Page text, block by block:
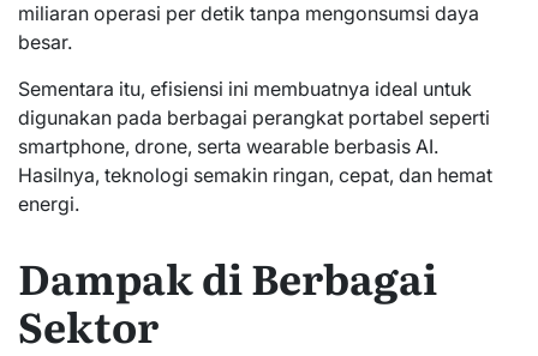
miliaran operasi per detik tanpa mengonsumsi daya
besar.
Sementara itu, efisiensi ini membuatnya ideal untuk
digunakan pada berbagai perangkat portabel seperti
smartphone, drone, serta wearable berbasis AI.
Hasilnya, teknologi semakin ringan, cepat, dan hemat
energi.
Dampak di Berbagai
Sektor